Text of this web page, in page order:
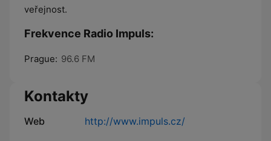
veřejnost.
Frekvence Radio Impuls:
Prague: 96.6 FM
Kontakty
Web http://www.impuls.cz/